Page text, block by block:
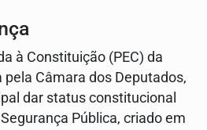
à Constituição (PEC) da
Câmara dos Deputados,
dar status constitucional
Pública, criado em